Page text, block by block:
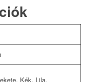
Kék, Lila,